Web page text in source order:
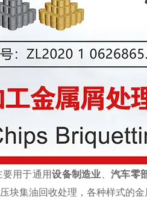
要用于通用设备制造业 、汽车零
块集油回收处理，各种样式的金